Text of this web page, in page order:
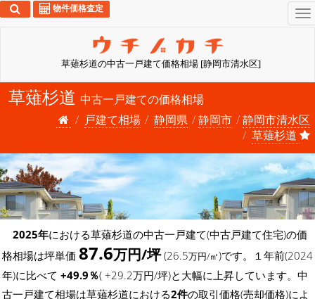
草薙杉道の中古一戸建て価格相場 [静岡市清水区]
物件価格査定
草薙杉道 中古一戸建ての価格相場
戸建て相場
静岡県 静岡市
静岡市清水区
草薙杉道
2025年における草薙杉道の中古一戸建て(中古戸建て住宅)の価
格相場は坪単価 87.6万円/坪(26.5万円/㎡)です。１年前(2024
年)に比べて +49.9％( +29.2万円/坪)と大幅に上昇しています。中
古一戸建て相場は草薙杉道における2件の取引価格(売却価格)によ